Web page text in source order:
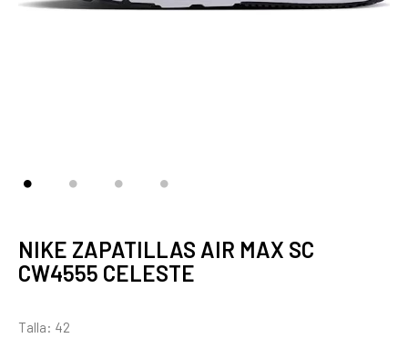
NIKE ZAPATILLAS AIR MAX SC
CW4555 CELESTE
Talla: 42